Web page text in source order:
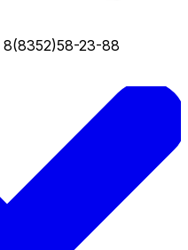
8(8352)58-23-88